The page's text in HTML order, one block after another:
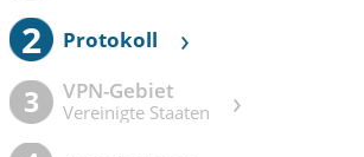
2 Protokoll ›
3 VPN-Gebiet
Vereinigte Staaten ›